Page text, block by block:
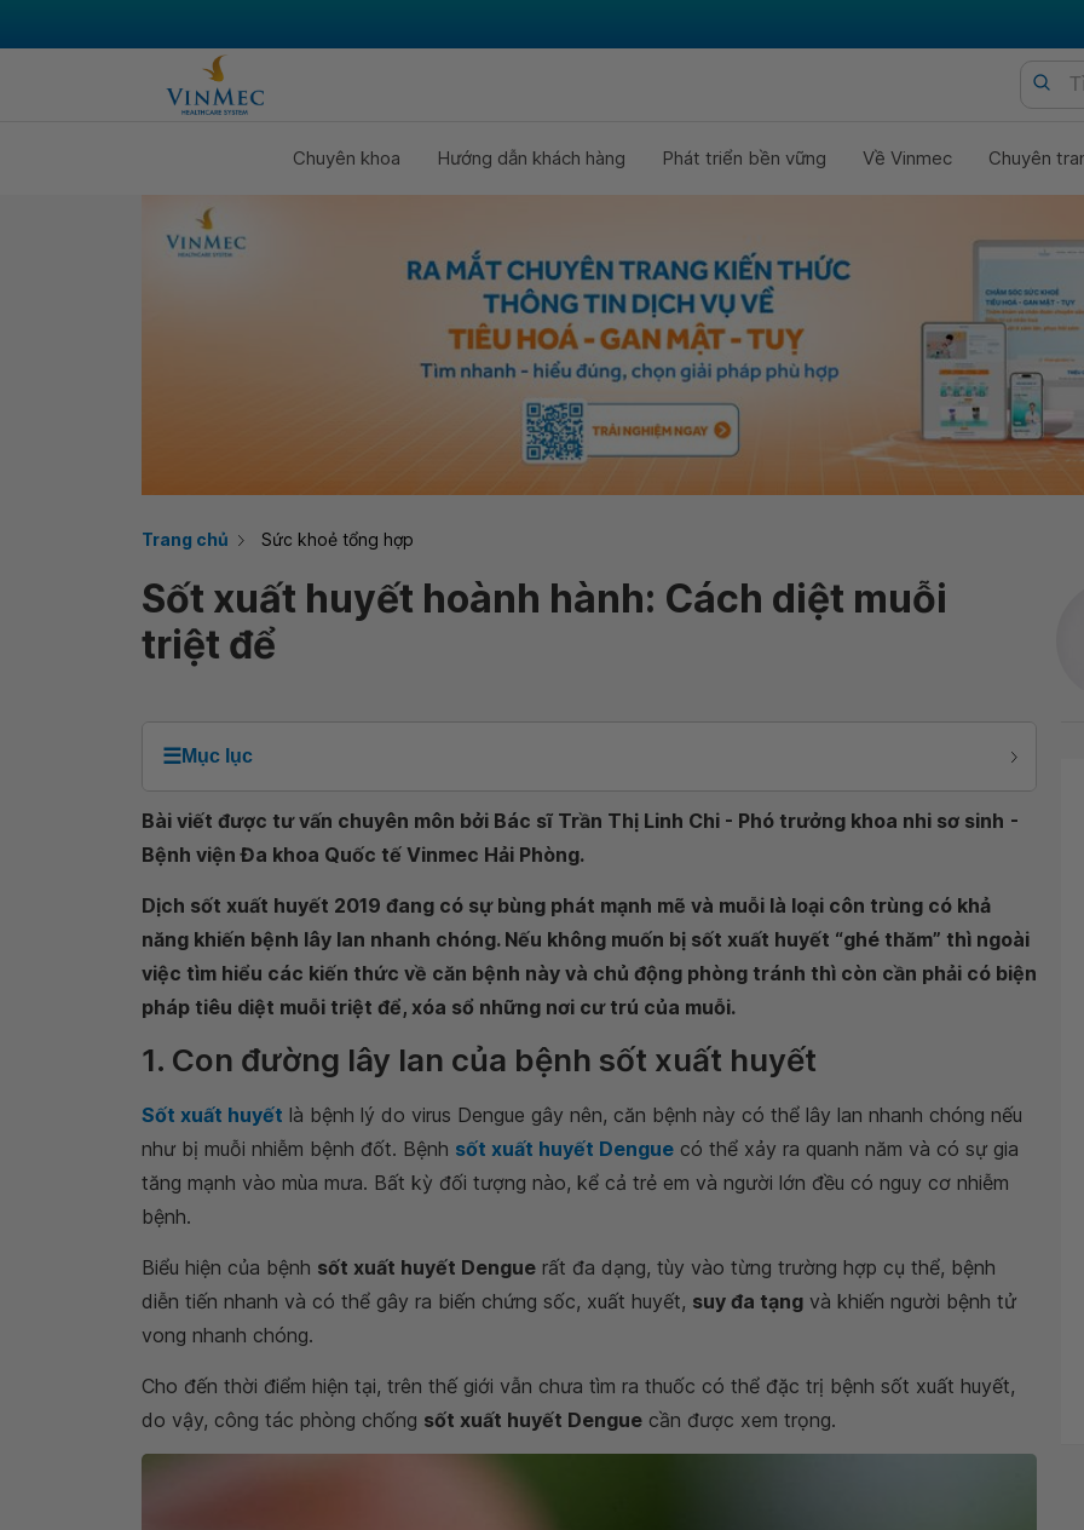
Chuyên khoa Hướng dẫn khách hàng Phát triển bền vững Về Vinmec Chuyên
Trang chủ Sức khoẻ tổng hợp
Sốt xuất huyết hoành hành: Cách diệt muỗi
triệt để
☰Mục lục
Bài viết được tư vấn chuyên môn bởi Bác sĩ Trần Thị Linh Chi - Phó trưởng khoa nhi sơ sinh -
Bệnh viện Đa khoa Quốc tế Vinmec Hải Phòng.
Dịch sốt xuất huyết 2019 đang có sự bùng phát mạnh mẽ và muỗi là loại côn trùng có khả
năng khiến bệnh lây lan nhanh chóng. Nếu không muốn bị sốt xuất huyết “ghé thăm” thì ngoài
việc tìm hiểu các kiến thức về căn bệnh này và chủ động phòng tránh thì còn cần phải có biện
pháp tiêu diệt muỗi triệt để, xóa sổ những nơi cư trú của muỗi.
1. Con đường lây lan của bệnh sốt xuất huyết
Sốt xuất huyết là bệnh lý do virus Dengue gây nên, căn bệnh này có thể lây lan nhanh chóng nếu
như bị muỗi nhiễm bệnh đốt. Bệnh sốt xuất huyết Dengue có thể xảy ra quanh năm và có sự gia
tăng mạnh vào mùa mưa. Bất kỳ đối tượng nào, kể cả trẻ em và người lớn đều có nguy cơ nhiễm
bệnh.
Biểu hiện của bệnh sốt xuất huyết Dengue rất đa dạng, tùy vào từng trường hợp cụ thể, bệnh
diễn tiến nhanh và có thể gây ra biến chứng sốc, xuất huyết, suy đa tạng và khiến người bệnh tử
vong nhanh chóng.
Cho đến thời điểm hiện tại, trên thế giới vẫn chưa tìm ra thuốc có thể đặc trị bệnh sốt xuất huyết,
do vậy, công tác phòng chống sốt xuất huyết Dengue cần được xem trọng.